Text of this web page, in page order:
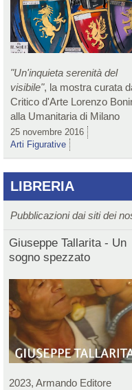
"Un'inquieta serenità del
visibile", la mostra curata
Critico d'Arte Lorenzo
alla Umanitaria di Milano
25 novembre 2016
Arti Figurative
LIBRERIA
Pubblicazioni dai siti dei
Giuseppe Tallarita - Un
sogno spezzato
2023, Armando Editore